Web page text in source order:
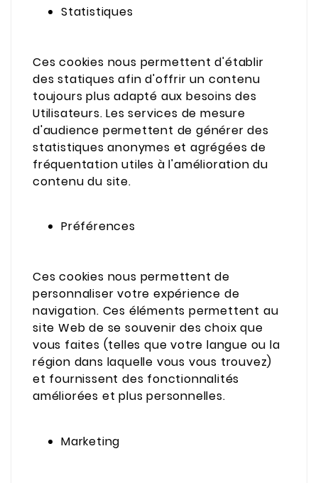
Statistiques
Ces cookies nous permettent d'établir
des statiques afin d'offrir un contenu
toujours plus adapté aux besoins des
Utilisateurs. Les services de mesure
d'audience permettent de générer des
statistiques anonymes et agrégées de
fréquentation utiles à l'amélioration du
contenu du site.
Préférences
Ces cookies nous permettent de
personnaliser votre expérience de
navigation. Ces éléments permettent au
site Web de se souvenir des choix que
vous faites (telles que votre langue ou la
région dans laquelle vous vous trouvez)
et fournissent des fonctionnalités
améliorées et plus personnelles.
Marketing